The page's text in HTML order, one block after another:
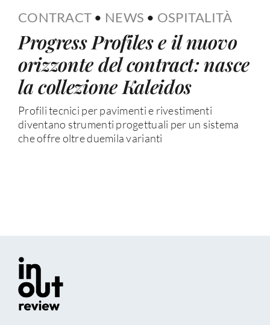
CONTRACT • NEWS • OSPITALITÀ
Progress Profiles e il nuovo
orizzonte del contract: nasce
la collezione Kaleidos
Profili tecnici per pavimenti e rivestimenti
diventano strumenti progettuali per un sistema
che offre oltre duemila varianti